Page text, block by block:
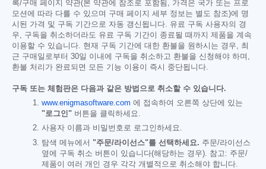
록/구매 페이지 약관(본 약관에 참조로 포함됨, 가격은 국가 또는 프로
모션에 따라 다를 수 있으며 구매 페이지 세부 정보는 별도 참조)에 명
시된 가격 및 구독 기간으로 자동 갱신됩니다. 유료 구독 사용자의 경
우, 구독을 취소하더라도 유료 구독 기간이 종료될 때까지 제품을 계속
이용할 수 있습니다. 현재 구독 기간에 대한 환불을 원하시는 경우, 최
근 구매일로부터 30일 이내에 구독을 취소하고 환불을 신청해야 하며,
환불 처리가 완료되면 모든 기능 이용이 즉시 중단됩니다.
구독 또는 체험판은 다음과 같은 방법으로 취소할 수 있습니다.
www.enigmasoftware.com 에 접속하여 오른쪽 상단에 있는
"로그인" 버튼을 클릭하세요.
사용자 이름과 비밀번호로 로그인하세요.
탐색 메뉴에서 "주문/라이선스"를 선택하세요. 주문/라이선스
옆에 구독 취소 버튼이 있습니다(해당하는 경우). 참고: 주문/
제품이 여러 개인 경우 각각 개별적으로 취소해야 합니다.